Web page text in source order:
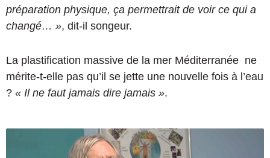
préparation physique, ça permettrait de voir ce qui a
changé… », dit-il songeur.
La plastification massive de la mer Méditerranée ne
mérite-t-elle pas qu’il se jette une nouvelle fois à l’eau
? « Il ne faut jamais dire jamais ».